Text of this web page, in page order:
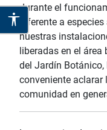
durante el
referente a
nuestras
liberadas en el
del Jardín Botánico,
conveniente aclarar
comunidad en